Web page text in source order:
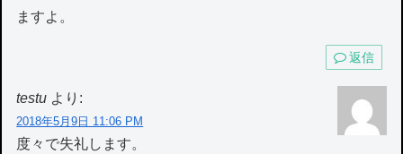
ますよ。
返信
testu より:
2018年5月9日 11:06 PM
度々で失礼します。